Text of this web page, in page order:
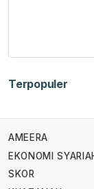
Terpopuler
AMEERA
EKONOMI
SKOR